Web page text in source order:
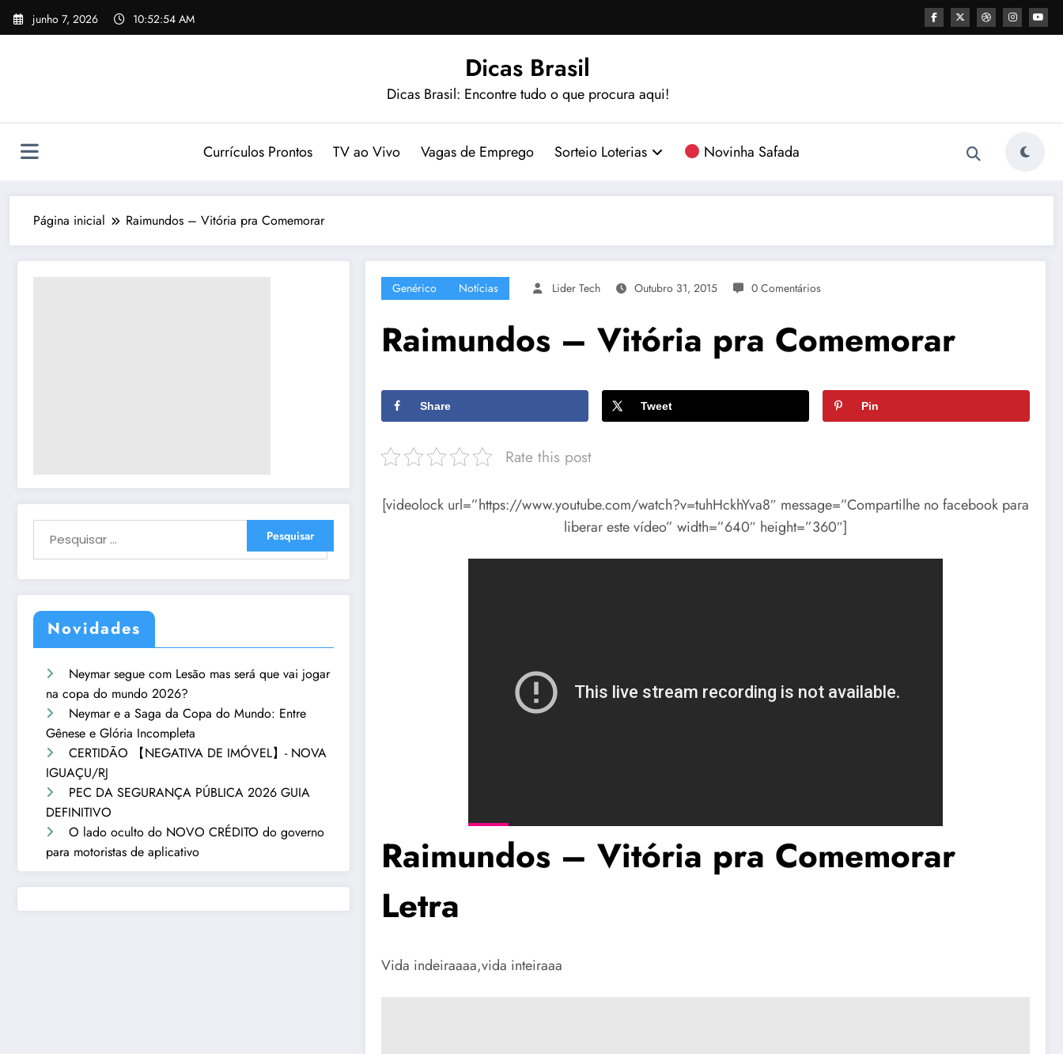
Pular
para
junho 7, 2026 10:52:55 AM
Dicas Brasil
Dicas Brasil: Encontre tudo o que procura aqui!
Currículos Prontos TV ao Vivo Vagas de Emprego Sorteio Loterias Novinha Safada
Página inicial Raimundos – Vitória pra Comemorar
Novidades
Neymar segue com Lesão mas será que vai jogar
na copa do mundo 2026?
Neymar e a Saga da Copa do Mundo: Entre
Gênese e Glória Incompleta
CERTIDÃO 【NEGATIVA DE IMÓVEL】- NOVA
IGUAÇU/RJ
PEC DA SEGURANÇA PÚBLICA 2026 GUIA
DEFINITIVO
O lado oculto do NOVO CRÉDITO do governo
para motoristas de aplicativo
Genérico Notícias Lider Tech Outubro 31, 2015 0 Comentários
Raimundos – Vitória pra Comemorar
Share Tweet Pin
Rate this post
[videolock url=”https://www.youtube.com/watch?v=tuhHckhYva8″ message=”Compartilhe no facebook para
liberar este vídeo” width=”640″ height=”360″]
Raimundos – Vitória pra Comemorar
Letra
Vida indeiraaaa,vida inteiraaa